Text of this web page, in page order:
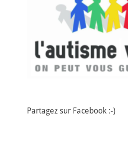
Partagez sur Facebook :-)